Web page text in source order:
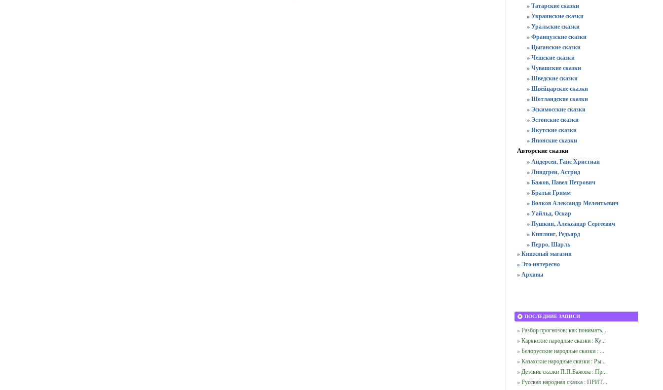
» Татарские сказки
» Украинские сказки
» Уральские сказки
» Французские сказки
» Цыганские сказки
» Чешские сказки
» Чувашские сказки
» Шведские сказки
» Швейцарские сказки
» Шотландские сказки
» Эскимосские сказки
» Эстонские сказки
» Якутские сказки
» Японские сказки
Авторские сказки
» Андерсен, Ганс Христиан
» Линдгрен, Астрид
» Бажов, Павел Петрович
» Братья Гримм
» Волков Александр Мелентьевич
» Уайльд, Оскар
» Пушкин, Александр Сергеевич
» Киплинг, Редьярд
» Перро, Шарль
» Книжный магазин
» Это интересно
» Архивы
ПОСЛЕДНИЕ ЗАПИСИ
» Разбор прогнозов: как понимать...
» Карякские народные сказки : Ку...
» Белорусские народные сказки : ...
» Казахские народные сказки : Ры...
» Детские сказки П.П.Бажова : Пр...
» Русская народная сказка : ПРИТ...